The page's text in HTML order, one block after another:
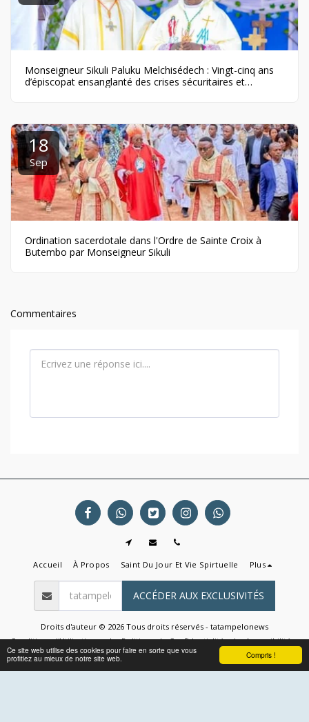
Compris !
Ce site web utilise des cookies pour faire en sorte que vous
profitiez au mieux de notre site web.
Monseigneur Sikuli Paluku Melchisédech : Vingt-cinq ans
d’épiscopat ensanglanté des crises sécuritaires et
18
Sep
Ordination sacerdotale dans l'Ordre de Sainte Croix à
Butembo par Monseigneur Sikuli
Commentaires
Accueil À Propos Saint Du Jour Et Vie Spirtuelle Plus
ACCÉDER AUX EXCLUSIVITÉS
Droits d'auteur © 2026 Tous droits réservés - tatampelonews
Conditions d'Utilisations|Politique de Confidentialité|Accessibilité